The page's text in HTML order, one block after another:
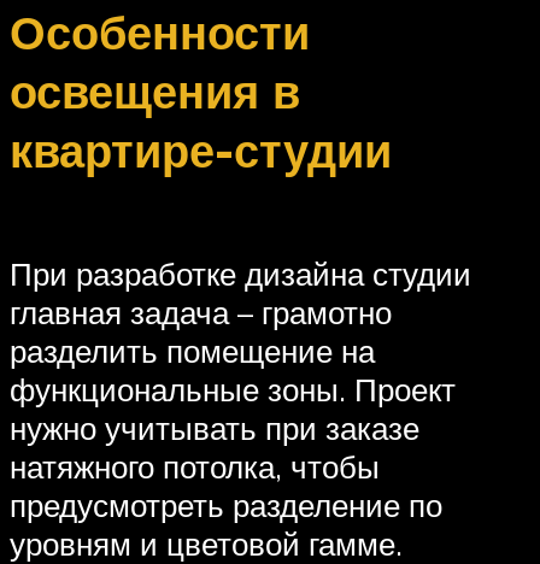
Особенности
освещения в
квартире-студии
При разработке дизайна студии
главная задача – грамотно
разделить помещение на
функциональные зоны. Проект
нужно учитывать при заказе
натяжного потолка, чтобы
предусмотреть разделение по
уровням и цветовой гамме.